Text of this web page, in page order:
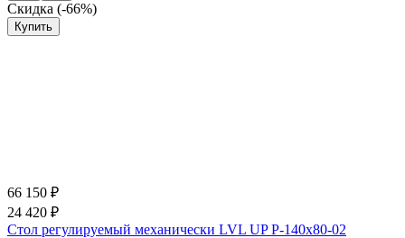
Скидка (-66%)
Купить
66 150 ₽
24 420 ₽
Стол регулируемый механически LVL UP Р-140х80-02